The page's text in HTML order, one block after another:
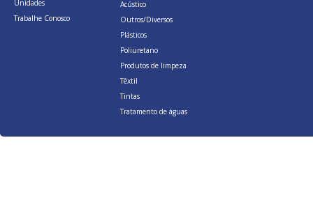
Unidades
Trabalhe Conosco
Acústico
Outros/Diversos
Plásticos
Poliuretano
Produtos de limpeza
Têxtil
Tintas
Tratamento de águas